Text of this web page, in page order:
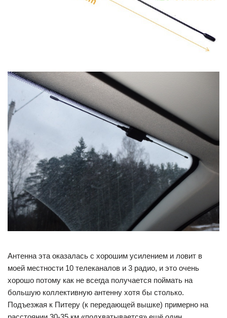
Антенна эта оказалась с хорошим усилением и ловит в
моей местности 10 телеканалов и 3 радио, и это очень
хорошо потому как не всегда получается поймать на
большую коллективную антенну хотя бы столько.
Подъезжая к Питеру (к передающей вышке) примерно на